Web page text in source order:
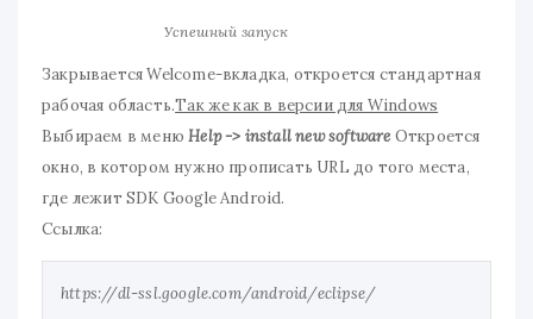
Успешный запуск
Закрывается Welcome-вкладка, откроется стандартная
рабочая область.Так же как в версии для Windows
Выбираем в менюHelp -> install new software Откроется
окно, в котором нужно прописать URL до того места,
где лежит SDK Google Android.
Ссылка:
https://dl-ssl.google.com/android/eclipse/